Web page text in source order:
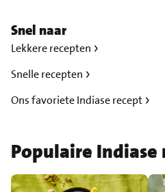
Snel naar
Lekkere recepten
Snelle recepten
Ons favoriete Indiase recept
Populaire Indiase